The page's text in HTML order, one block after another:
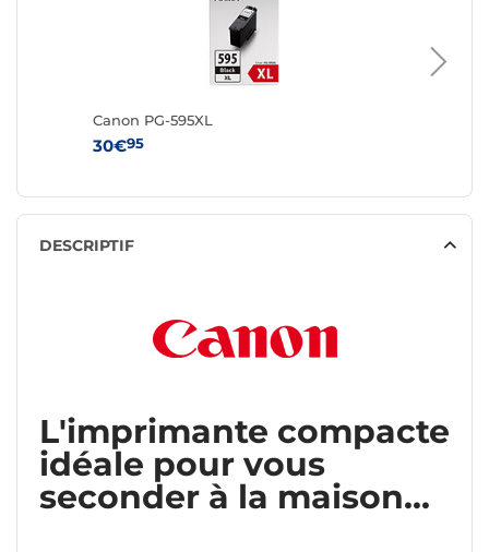
Canon PG-595XL
30€95
DESCRIPTIF
L'imprimante compacte
idéale pour vous
seconder à la maison...